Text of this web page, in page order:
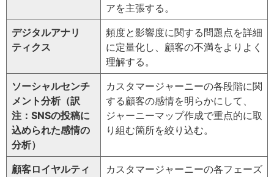
アを主張する。
デジタルアナリ
ティクス
頻度と影響度に関する問題点を詳細
に定量化し、顧客の不満をよりよく
理解する。
ソーシャルセンチ
メント分析（訳
注：SNSの投稿に
込められた感情の
分析）
カスタマージャーニーの各段階に関
する顧客の感情を明らかにして、
ジャーニーマップ作成で重点的に取
り組む箇所を絞り込む。
顧客ロイヤルティ
カスタマージャーニーの各フェーズ